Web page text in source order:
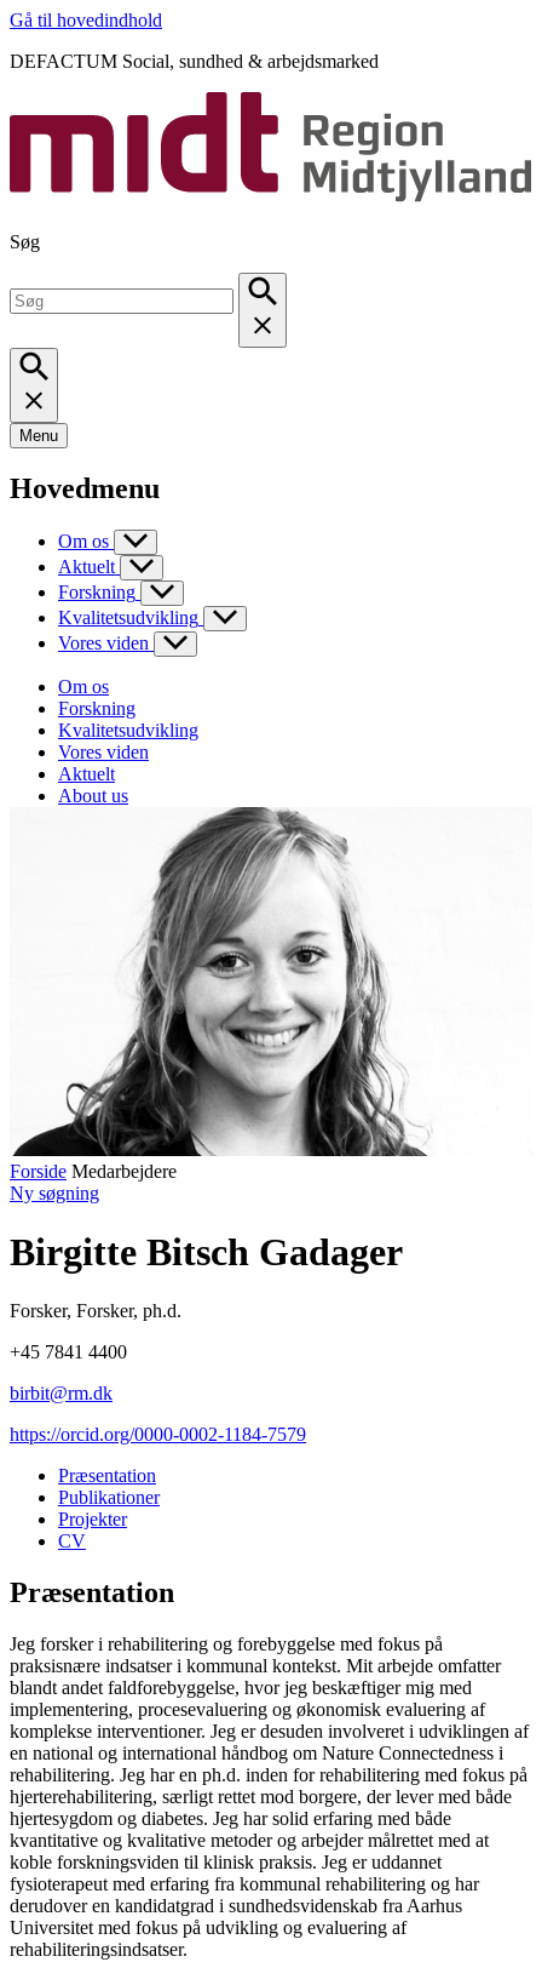
Gå til hovedindhold
DEFACTUM Social, sundhed & arbejdsmarked
Søg
Menu
Hovedmenu
Om os
Aktuelt
Forskning
Kvalitetsudvikling
Vores viden
Om os
Forskning
Kvalitetsudvikling
Vores viden
Aktuelt
About us
Forside Medarbejdere
Ny søgning
Birgitte Bitsch Gadager
Forsker, Forsker, ph.d.
+45 7841 4400
birbit@rm.dk
https://orcid.org/0000-0002-1184-7579
Præsentation
Publikationer
Projekter
CV
Præsentation
Jeg forsker i rehabilitering og forebyggelse med fokus på
praksisnære indsatser i kommunal kontekst. Mit arbejde omfatter
blandt andet faldforebyggelse, hvor jeg beskæftiger mig med
implementering, procesevaluering og økonomisk evaluering af
komplekse interventioner. Jeg er desuden involveret i udviklingen af
en national og international håndbog om Nature Connectedness i
rehabilitering. Jeg har en ph.d. inden for rehabilitering med fokus på
hjerterehabilitering, særligt rettet mod borgere, der lever med både
hjertesygdom og diabetes. Jeg har solid erfaring med både
kvantitative og kvalitative metoder og arbejder målrettet med at
koble forskningsviden til klinisk praksis. Jeg er uddannet
fysioterapeut med erfaring fra kommunal rehabilitering og har
derudover en kandidatgrad i sundhedsvidenskab fra Aarhus
Universitet med fokus på udvikling og evaluering af
rehabiliteringsindsatser.